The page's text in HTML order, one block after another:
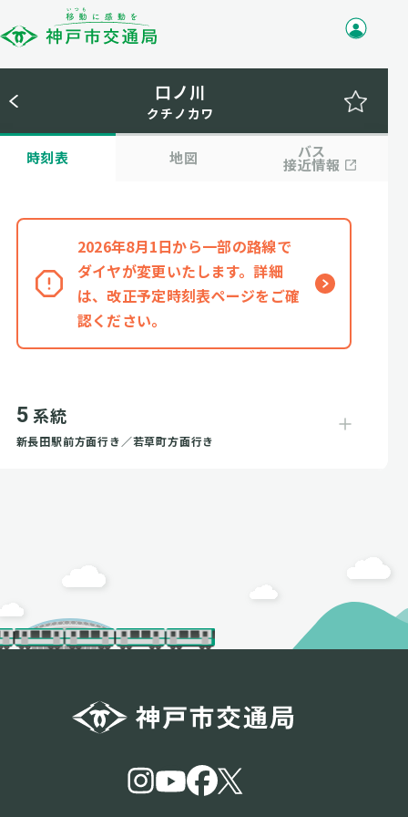
口ノ川
クチノカワ
時刻表 地図 バス
接近情報
2026年8月1日から一部の路線で
ダイヤが変更いたします。詳細
は、改正予定時刻表ページをご確
認ください。
5 系統
新長田駅前方面行き／若草町方面行き